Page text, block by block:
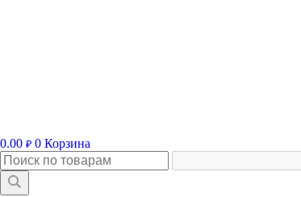
0.00 ₽ 0 Корзина